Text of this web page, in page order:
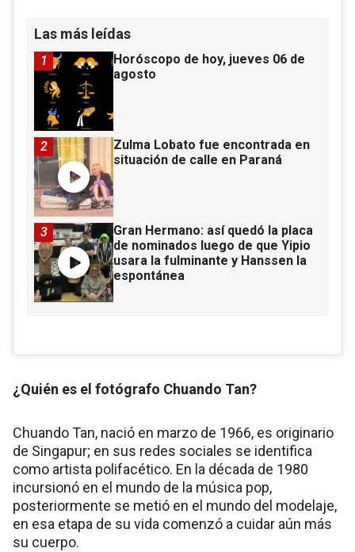
Las más leídas
Horóscopo de hoy, jueves 06 de
agosto
1
Zulma Lobato fue encontrada en
situación de calle en Paraná
2
Gran Hermano: así quedó la placa
de nominados luego de que Yipio
usara la fulminante y Hanssen la
espontánea
3
¿Quién es el fotógrafo Chuando Tan?
Chuando Tan, nació en marzo de 1966, es originario
de Singapur; en sus redes sociales se identifica
como artista polifacético. En la década de 1980
incursionó en el mundo de la música pop,
posteriormente se metió en el mundo del modelaje,
en esa etapa de su vida comenzó a cuidar aún más
su cuerpo.